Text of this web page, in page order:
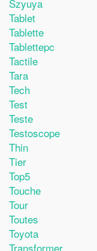
Szyuya
Tablet
Tablette
Tablettepc
Tactile
Tara
Tech
Test
Teste
Testoscope
Thin
Tier
Top5
Touche
Tour
Toutes
Toyota
Transformer